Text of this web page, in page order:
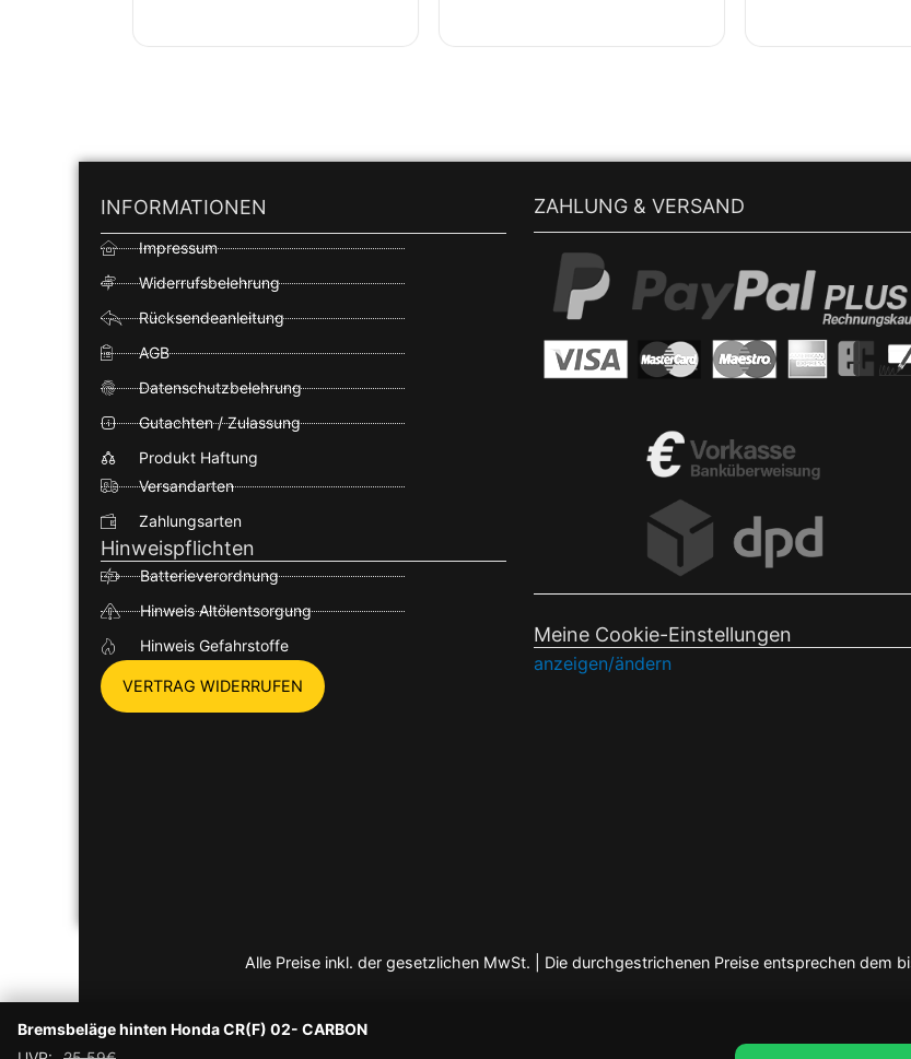
INFORMATIONEN
Impressum
Widerrufsbelehrung
Rücksendeanleitung
AGB
Datenschutzbelehrung
Gutachten / Zulassung
Produkt Haftung
Versandarten
Zahlungsarten
Hinweispflichten
Batterieverordnung
Hinweis Altölentsorgung
Hinweis Gefahrstoffe
VERTRAG WIDERRUFEN
ZAHLUNG & VERSAND
Meine Cookie-Einstellungen
anzeigen/ändern
Alle Preise inkl. der gesetzlichen MwSt. | Die durchgestrichenen Preise entsprechen dem
Bremsbeläge hinten Honda CR(F) 02- CARBON